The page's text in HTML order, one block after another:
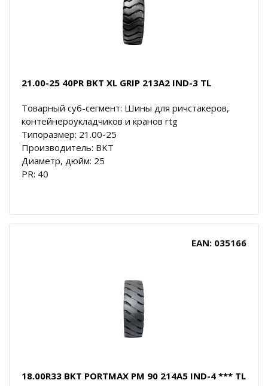
21.00-25 40PR BKT XL GRIP 213A2 IND-3 TL
Товарный суб-сегмент: Шины для ричстакеров,
контейнероукладчиков и кранов rtg
Типоразмер: 21.00-25
Производитель: BKT
Диаметр, дюйм: 25
PR: 40
EAN: 035166
18.00R33 BKT PORTMAX PM 90 214A5 IND-4 *** TL